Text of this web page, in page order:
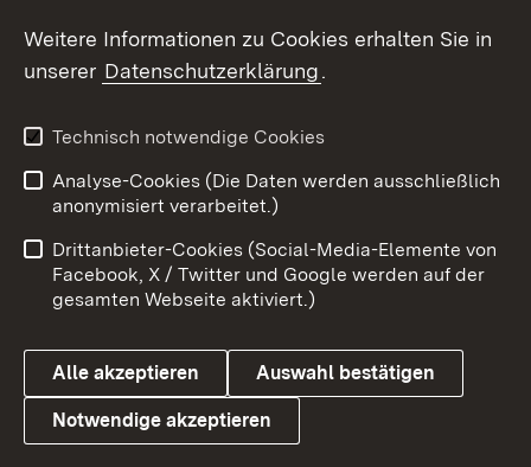
Social Wall
X / Twitter
Youtube
Link zum Landesportal
Benutzungshinweise
Barrierefreiheit
Datenschutz
Cookies
Weitere Informationen zu Cookies erhalten Sie in
unserer Datenschutzerklärung.
Technisch notwendige Cookies
Analyse-Cookies (Die Daten werden ausschließlich
anonymisiert verarbeitet.)
Drittanbieter-Cookies (Social-Media-Elemente von
Facebook, X / Twitter und Google werden auf der
gesamten Webseite aktiviert.)
Alle akzeptieren Auswahl bestätigen
Notwendige akzeptieren